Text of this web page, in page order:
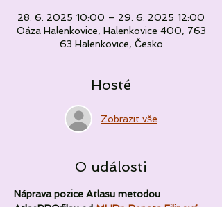
28. 6. 2025 10:00 – 29. 6. 2025 12:00
Oáza Halenkovice, Halenkovice 400, 763
63 Halenkovice, Česko
Hosté
Zobrazit vše
O události
Náprava pozice Atlasu metodou